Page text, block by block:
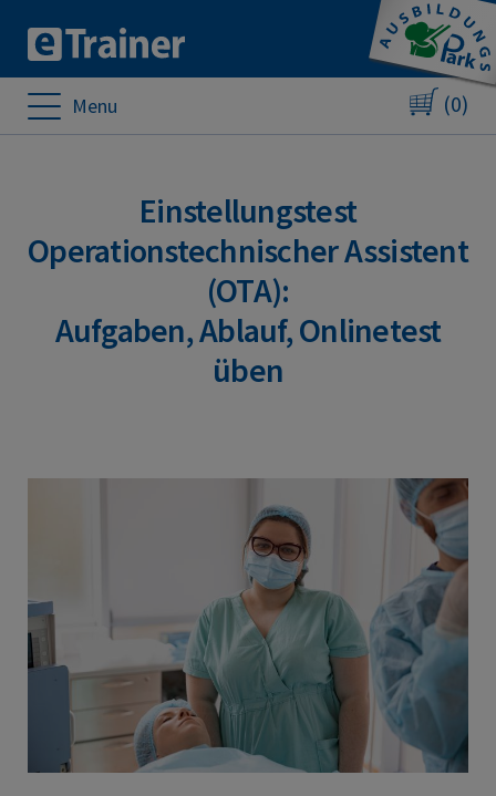
Menu (0)
Einstellungstest
Operationstechnischer Assistent
(OTA):
Aufgaben, Ablauf, Onlinetest
üben